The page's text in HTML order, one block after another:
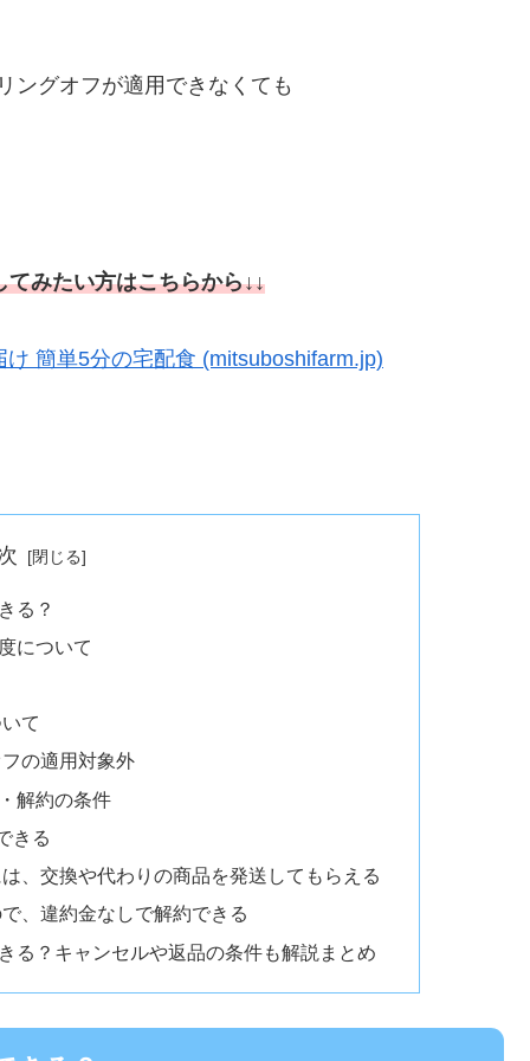
ングオフが適用できなくても
みたい方はこちらから↓↓
簡単5分の宅配食 (mitsuboshifarm.jp)
る？
について
て
の適用対象外
解約の条件
きる
、交換や代わりの商品を発送してもらえる
、違約金なしで解約できる
る？キャンセルや返品の条件も解説まとめ